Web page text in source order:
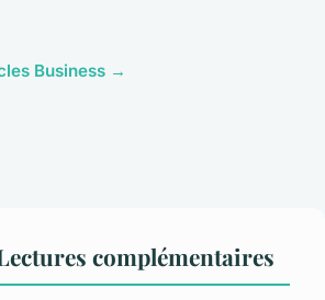
Business →
complémentaires